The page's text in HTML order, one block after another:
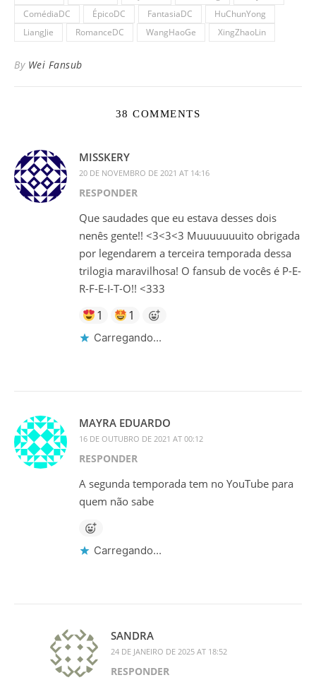
ComédiaDC
ÉpicoDC FantasiaDC
HuChunYong
LiangJie
RomanceDC WangHaoGe XingZhaoLin
By Wei Fansub
38 COMMENTS
MISSKERY
20 DE NOVEMBRO DE 2021 AT 14:16
RESPONDER
Que saudades que eu estava desses dois
nenês gente!! <3<3<3 Muuuuuuuito obrigada
por legendarem a terceira temporada dessa
trilogia maravilhosa! O fansub de vocês é P-E-
R-F-E-I-T-O!! <333
1 1
Carregando...
MAYRA EDUARDO
16 DE OUTUBRO DE 2021 AT 00:12
RESPONDER
A segunda temporada tem no YouTube para
quem não sabe
Carregando...
SANDRA
24 DE JANEIRO DE 2025 AT 18:52
RESPONDER